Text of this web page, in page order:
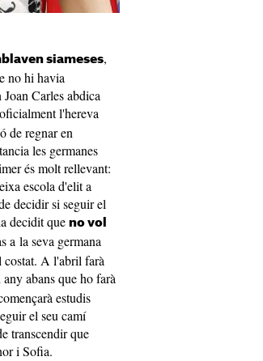
siameses,
no hi havia
Carles abdica
l'hereva
de regnar en
les germanes
és molt rellevant:
escola d'elit a
decidir si seguir el
decidit que no vol
a la seva germana
costat. A l'abril farà
any abans que ho farà
estudis
el seu camí
transcendir que
i Sofia.